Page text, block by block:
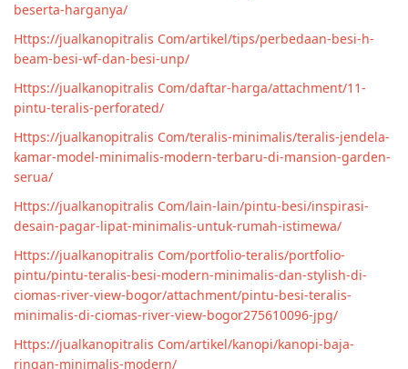
beserta-harganya/
Https://jualkanopitralis Com/artikel/tips/perbedaan-besi-h-
beam-besi-wf-dan-besi-unp/
Https://jualkanopitralis Com/daftar-harga/attachment/11-
pintu-teralis-perforated/
Https://jualkanopitralis Com/teralis-minimalis/teralis-jendela-
kamar-model-minimalis-modern-terbaru-di-mansion-garden-
serua/
Https://jualkanopitralis Com/lain-lain/pintu-besi/inspirasi-
desain-pagar-lipat-minimalis-untuk-rumah-istimewa/
Https://jualkanopitralis Com/portfolio-teralis/portfolio-
pintu/pintu-teralis-besi-modern-minimalis-dan-stylish-di-
ciomas-river-view-bogor/attachment/pintu-besi-teralis-
minimalis-di-ciomas-river-view-bogor275610096-jpg/
Https://jualkanopitralis Com/artikel/kanopi/kanopi-baja-
ringan-minimalis-modern/